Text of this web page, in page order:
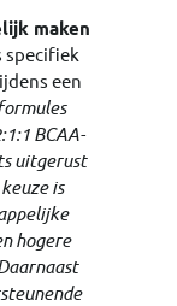
maken
specifiek
een
BCAA-
uitgerust
is
hogere